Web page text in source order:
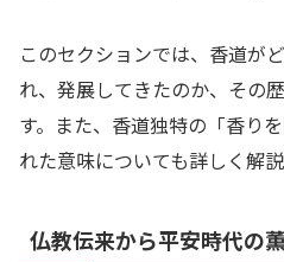
このセクションでは、香道が
れ、発展してきたのか、その
す。また、香道独特の「香り
れた意味についても詳しく解説
仏教伝来から平安時代の